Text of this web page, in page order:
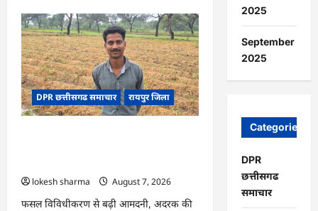
CG
:
गेंदे
की
खेती
से
कुमारी
चंद्राकर
ने
बढ़ाई
अपनी
DPR छत्तीसगढ समाचार रायपुर जिला
lokesh sharma
August 7, 2026
फसल विविधीकरण से बढ़ी आमदनी, अदरक की
2025
September
2025
Categories
DPR
छत्तीसगढ
समाचार